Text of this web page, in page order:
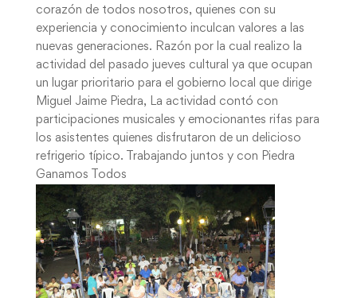
corazón de todos nosotros, quienes con su
experiencia y conocimiento inculcan valores a las
nuevas generaciones. Razón por la cual realizo la
actividad del pasado jueves cultural ya que ocupan
un lugar prioritario para el gobierno local que dirige
Miguel Jaime Piedra, La actividad contó con
participaciones musicales y emocionantes rifas para
los asistentes quienes disfrutaron de un delicioso
refrigerio típico. Trabajando juntos y con Piedra
Ganamos Todos